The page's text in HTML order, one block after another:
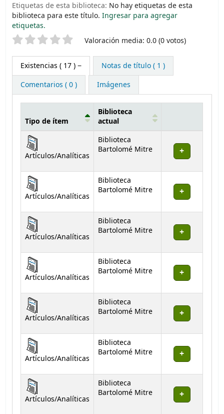
Etiquetas de esta biblioteca: No hay etiquetas de esta
biblioteca para este título. Ingresar para agregar
etiquetas.
Valoración Valoración media: 0.0 (0 votos)
Existencias ( 17 )
Notas de título ( 1 )
Comentarios ( 0 )
Imágenes
Existencias
Tipo de ítem
Biblioteca
actual
Artículos/Analíticas
Biblioteca
Bartolomé Mitre
Artículos/Analíticas
Biblioteca
Bartolomé Mitre
Artículos/Analíticas
Biblioteca
Bartolomé Mitre
Artículos/Analíticas
Biblioteca
Bartolomé Mitre
Artículos/Analíticas
Biblioteca
Bartolomé Mitre
Artículos/Analíticas
Biblioteca
Bartolomé Mitre
Artículos/Analíticas
Biblioteca
Bartolomé Mitre